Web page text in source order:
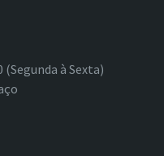
(Segunda à Sexta)